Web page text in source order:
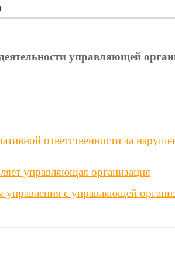
управляющей
ответственности за
управляющая организация
с управляющей